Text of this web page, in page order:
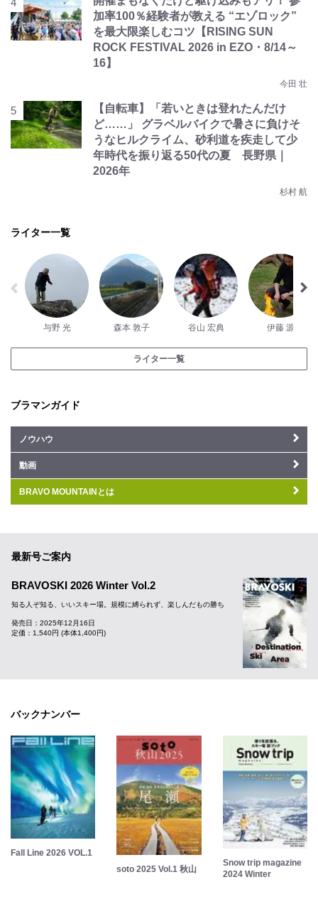
加率100％経験者が教える “エゾロック”
を最大限楽しむコツ【RISING SUN
ROCK FESTIVAL 2026 in EZO・8/14～
16】
今田 壮
【自転車】「若いときは登れたんだけ
ど……」 グラベルバイクで暑さに負けそ
うなヒルクライム、砂利道を疾走して少
年時代を振り返る50代の夏 長野県｜
2026年
杉村 航
ライター一覧
与野 光 森本 敦子 谷山 宏典 伊藤 源
ライター一覧
ブラマンガイド
ノウハウ
動画
BRAVO MOUNTAINとは
最新号ご案内
BRAVOSKI 2026 Winter Vol.2
知る人ぞ知る、いいスキー場。規模に縛られず、楽しんだもの勝ち
発売日：2025年12月16日
定価：1,540円 (本体1,400円)
バックナンバー
Fall Line 2026 VOL.1
soto 2025 Vol.1 秋山
Snow trip magazine
2024 Winter